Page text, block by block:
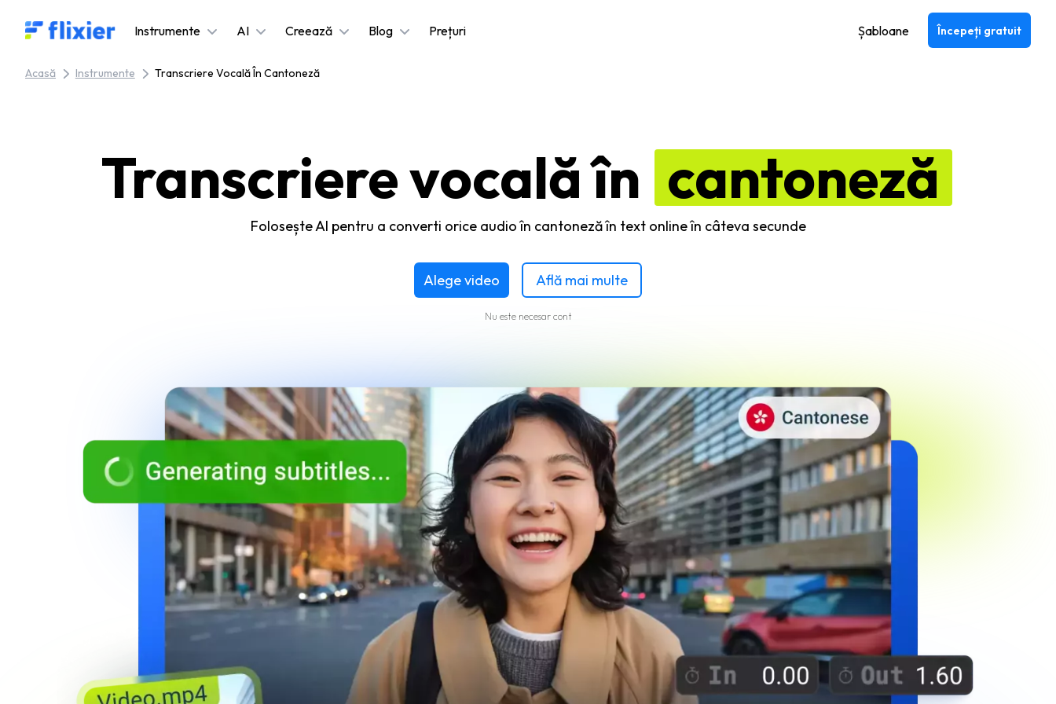
Flixier logo - Home Instrumente AI Creează Blog Prețuri Șabloane Începeți gratuit
Acasă Instrumente Transcriere Vocală În Cantoneză
Transcriere vocală în cantoneză
Folosește AI pentru a converti orice audio în cantoneză în text online în câteva secunde
Alege video Află mai multe
Nu este necesar cont